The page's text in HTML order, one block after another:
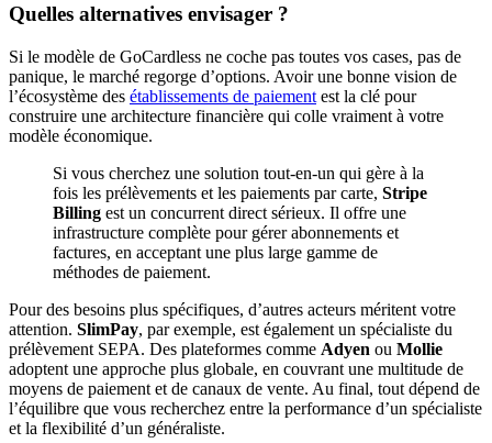
Quelles alternatives envisager ?
Si le modèle de GoCardless ne coche pas toutes vos cases, pas de
panique, le marché regorge d’options. Avoir une bonne vision de
l’écosystème des établissements de paiement est la clé pour
construire une architecture financière qui colle vraiment à votre
modèle économique.
Si vous cherchez une solution tout-en-un qui gère à la
fois les prélèvements et les paiements par carte, Stripe
Billing est un concurrent direct sérieux. Il offre une
infrastructure complète pour gérer abonnements et
factures, en acceptant une plus large gamme de
méthodes de paiement.
Pour des besoins plus spécifiques, d’autres acteurs méritent votre
attention. SlimPay, par exemple, est également un spécialiste du
prélèvement SEPA. Des plateformes comme Adyen ou Mollie
adoptent une approche plus globale, en couvrant une multitude de
moyens de paiement et de canaux de vente. Au final, tout dépend de
l’équilibre que vous recherchez entre la performance d’un spécialiste
et la flexibilité d’un généraliste.